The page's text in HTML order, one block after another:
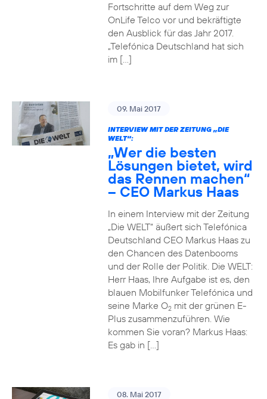
Fortschritte auf dem Weg zur
OnLife Telco vor und bekräftigte
den Ausblick für das Jahr 2017.
„Telefónica Deutschland hat sich
im […]
09. Mai 2017
INTERVIEW MIT DER ZEITUNG „DIE
WELT“:
„Wer die besten
Lösungen bietet, wird
das Rennen machen“
– CEO Markus Haas
In einem Interview mit der Zeitung
„Die WELT“ äußert sich Telefónica
Deutschland CEO Markus Haas zu
den Chancen des Datenbooms
und der Rolle der Politik. Die WELT:
Herr Haas, Ihre Aufgabe ist es, den
blauen Mobilfunker Telefónica und
seine Marke O2mit der grünen E-
Plus zusammenzuführen. Wie
kommen Sie voran? Markus Haas:
Es gab in […]
08. Mai 2017